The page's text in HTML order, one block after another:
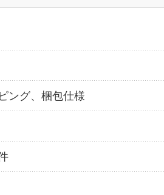
ング、梱包仕様